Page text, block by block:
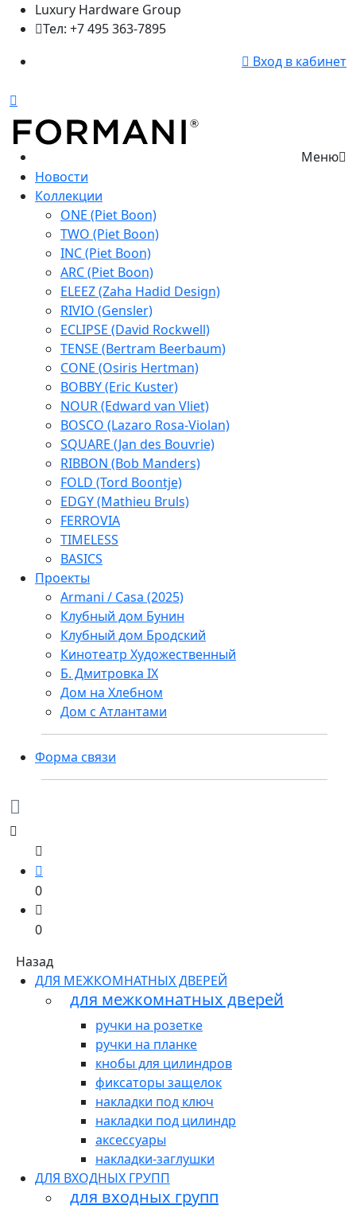
Luxury Hardware Group
Тел: +7 495 363-7895
Вход в кабинет
Меню
Новости
Коллекции
ONE (Piet Boon)
TWO (Piet Boon)
INC (Piet Boon)
ARC (Piet Boon)
ELEEZ (Zaha Hadid Design)
RIVIO (Gensler)
ECLIPSE (David Rockwell)
TENSE (Bertram Beerbaum)
CONE (Osiris Hertman)
BOBBY (Eric Kuster)
NOUR (Edward van Vliet)
BOSCO (Lazaro Rosa-Violan)
SQUARE (Jan des Bouvrie)
RIBBON (Bob Manders)
FOLD (Tord Boontje)
EDGY (Mathieu Bruls)
FERROVIA
TIMELESS
BASICS
Проекты
Armani / Casa (2025)
Клубный дом Бунин
Клубный дом Бродский
Кинотеатр Художественный
Б. Дмитровка IX
Дом на Хлебном
Дом с Атлантами
Форма связи
0
0
Назад
ДЛЯ МЕЖКОМНАТНЫХ ДВЕРЕЙ
для межкомнатных дверей
ручки на розетке
ручки на планке
кнобы для цилиндров
фиксаторы защелок
накладки под ключ
накладки под цилиндр
аксессуары
накладки-заглушки
ДЛЯ ВХОДНЫХ ГРУПП
для входных групп